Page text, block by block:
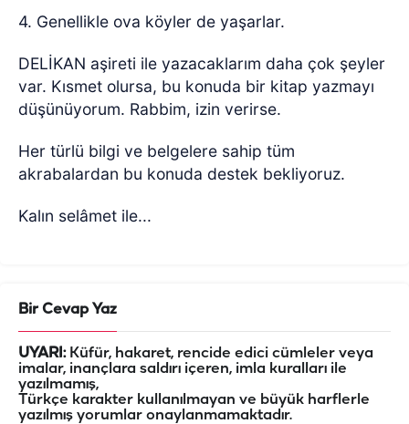
4. Genellikle ova köyler de yaşarlar.
DELİKAN aşireti ile yazacaklarım daha çok şeyler
var. Kısmet olursa, bu konuda bir kitap yazmayı
düşünüyorum. Rabbim, izin verirse.
Her türlü bilgi ve belgelere sahip tüm
akrabalardan bu konuda destek bekliyoruz.
Kalın selâmet ile...
Bir Cevap Yaz
UYARI:Küfür, hakaret, rencide edici cümleler veya
imalar, inançlara saldırı içeren, imla kuralları ile
yazılmamış,
Türkçe karakter kullanılmayan ve büyük harflerle
yazılmış yorumlar onaylanmamaktadır.